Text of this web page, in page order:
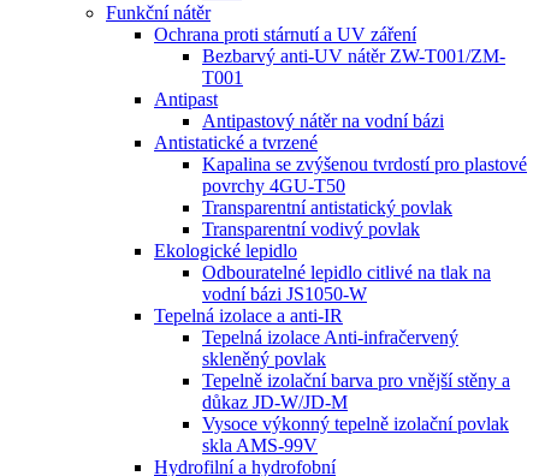
Funkční nátěr
Ochrana proti stárnutí a UV záření
Bezbarvý anti-UV nátěr ZW-T001/ZM-
T001
Antipast
Antipastový nátěr na vodní bázi
Antistatické a tvrzené
Kapalina se zvýšenou tvrdostí pro plastové
povrchy 4GU-T50
Transparentní antistatický povlak
Transparentní vodivý povlak
Ekologické lepidlo
Odbouratelné lepidlo citlivé na tlak na
vodní bázi JS1050-W
Tepelná izolace a anti-IR
Tepelná izolace Anti-infračervený
skleněný povlak
Tepelně izolační barva pro vnější stěny a
důkaz JD-W/JD-M
Vysoce výkonný tepelně izolační povlak
skla AMS-99V
Hydrofilní a hydrofobní